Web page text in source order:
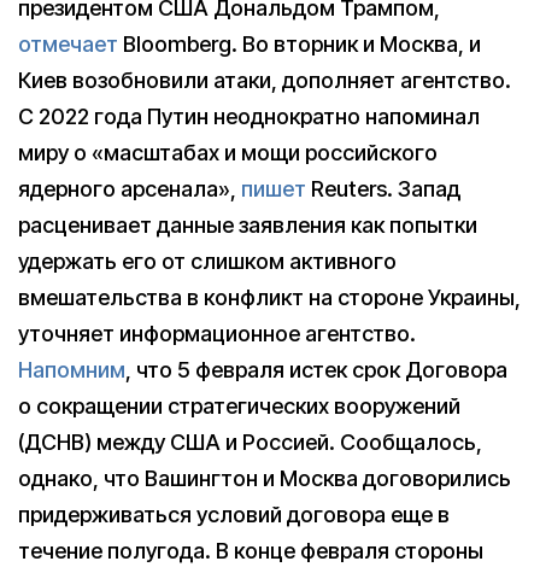
президентом США Дональдом Трампом,
отмечает Bloomberg. Во вторник и Москва, и
Киев возобновили атаки, дополняет агентство.
С 2022 года Путин неоднократно напоминал
миру о «масштабах и мощи российского
ядерного арсенала», пишет Reuters. Запад
расценивает данные заявления как попытки
удержать его от слишком активного
вмешательства в конфликт на стороне Украины,
уточняет информационное агентство.
Напомним, что 5 февраля истек срок Договора
о сокращении стратегических вооружений
(ДСНВ) между США и Россией. Сообщалось,
однако, что Вашингтон и Москва договорились
придерживаться условий договора еще в
течение полугода. В конце февраля стороны